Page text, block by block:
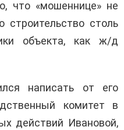
что «мошеннице» не
столь
объекта, как ж/д
написать от его
комитет в
действий Ивановой,